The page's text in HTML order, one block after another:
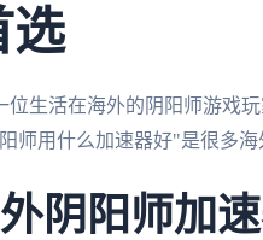
选
位生活在海外的阴阳师游戏
师用什么加速器好"是很多海
阴阳师加